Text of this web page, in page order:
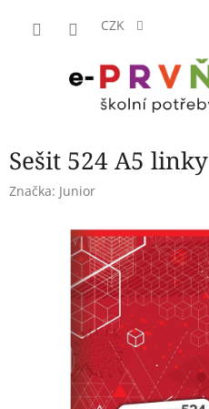
CZK
Sešit 524 A5 linky
Značka: Junior